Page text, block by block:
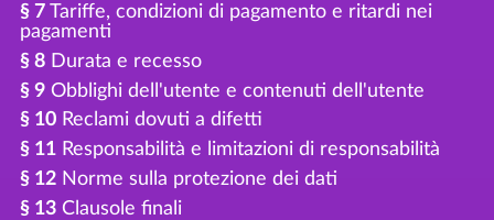
§ 7Tariffe, condizioni di pagamento e ritardi nei
pagamenti
§ 8Durata e recesso
§ 9Obblighi dell'utente e contenuti dell'utente
§ 10Reclami dovuti a difetti
§ 11Responsabilità e limitazioni di responsabilità
§ 12Norme sulla protezione dei dati
§ 13Clausole finali